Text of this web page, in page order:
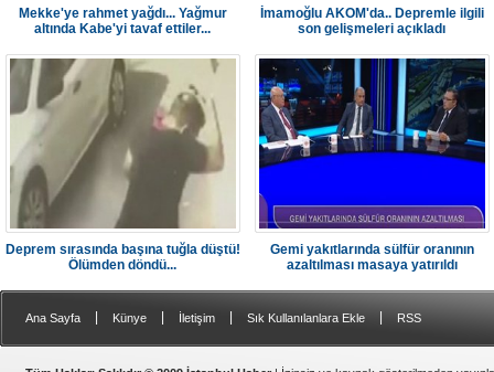
Mekke'ye rahmet yağdı... Yağmur
altında Kabe'yi tavaf ettiler...
İmamoğlu AKOM'da.. Depremle ilgili
son gelişmeleri açıkladı
Deprem sırasında başına tuğla düştü!
Ölümden döndü...
Gemi yakıtlarında sülfür oranının
azaltılması masaya yatırıldı
Ana Sayfa Künye İletişim Sık Kullanılanlara Ekle RSS